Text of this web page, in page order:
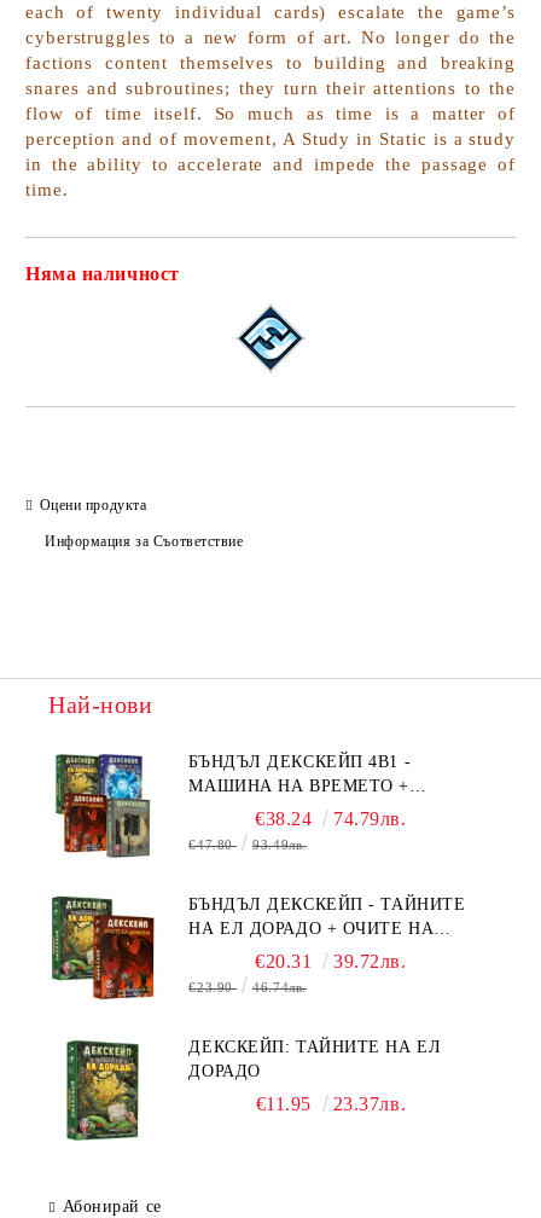
each of twenty individual cards) escalate the game’s
cyberstruggles to a new form of art. No longer do the
factions content themselves to building and breaking
snares and subroutines; they turn their attentions to the
flow of time itself. So much as time is a matter of
perception and of movement, A Study in Static is a study
in the ability to accelerate and impede the passage of
time.
Няма наличност
Оцени продукта
Информация за Съответствие
Най-нови
БЪНДЪЛ ДЕКСКЕЙП 4В1 -
МАШИНА НА ВРЕМЕТО +
БЯГСТВО ОТ АЛКАТРАЗ +
ТАЙНИТЕ НА ЕЛ ДОРАДО +
€38.24 74.79лв.
€47.80 93.49лв.
БЪНДЪЛ ДЕКСКЕЙП - ТАЙНИТЕ
НА ЕЛ ДОРАДО + ОЧИТЕ НА
ДРАКОНА€20.31 39.72лв.
€23.90 46.74лв.
ДЕКСКЕЙП: ТАЙНИТЕ НА ЕЛ
ДОРАДО
€11.95 23.37лв.
Абонирай се